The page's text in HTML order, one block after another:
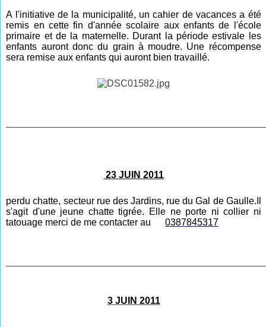
A l'initiative de la municipalité, un cahier de vacances a été
remis en cette fin d'année scolaire aux enfants de l'école
primaire et de la maternelle. Durant la période estivale les
enfants auront donc du grain à moudre. Une récompense
sera remise aux enfants qui auront bien travaillé.
23 JUIN 2011
perdu chatte, secteur rue des Jardins, rue du Gal de Gaulle.Il
s'agit d'une jeune chatte tigrée. Elle ne porte ni collier ni
tatouage merci de me contacter au
0387845317
3 JUIN 2011